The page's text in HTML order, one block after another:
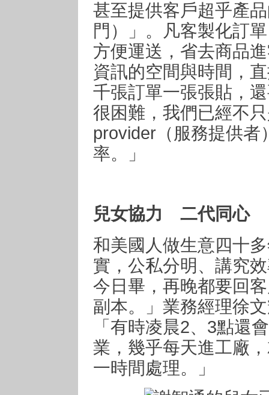
甚至提供客戶超乎產
門）」。凡客製化訂
方便運送，省去商品
資訊的空間與時間，
千張訂單一張張貼，
很困難，我們已經不
provider（服務提供者
率。」
兒女協力 二代同心
和美國人做生意四十
實，公私分明、講究
今日畢，再晚都要回
副本。」業務經理徐
「有時凌晨2、3點還
業，幾乎每天進工廠
一時間處理。」